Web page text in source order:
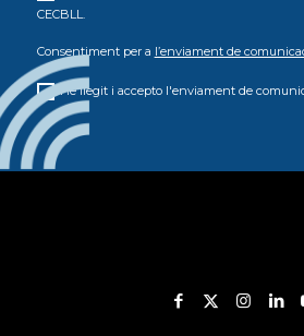
CECBLL.
Consentiment per a l’enviament de
He llegit i accepto l'enviament de